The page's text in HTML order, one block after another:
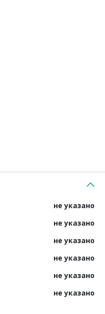
не указано
не указано
не указано
не указано
не указано
не указано